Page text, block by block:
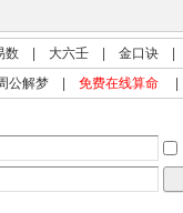
数 大六壬 金口诀
公解梦 免费在线算命